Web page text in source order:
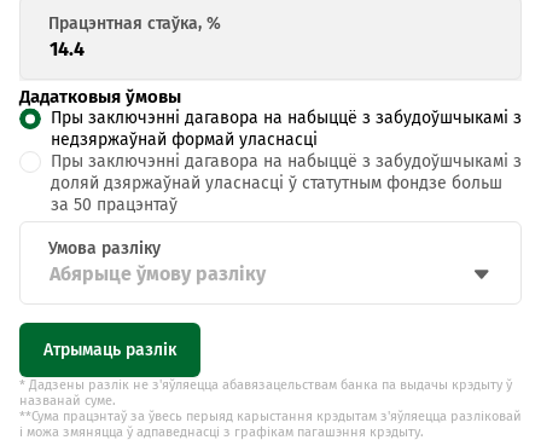
Дадатковыя ўмовы
Пры заключэнні дагавора на набыццё з забудоўшчыкамі з
недзяржаўнай формай уласнасці
Пры заключэнні дагавора на набыццё з забудоўшчыкамі з
доляй дзяржаўнай уласнасці ў статутным фондзе больш
за 50 працэнтаў
Абярыце ўмову разліку
Атрымаць разлік
* Дадзены разлік не з'яўляецца абавязацельствам банка па выдачы крэдыту ў
названай суме.
**Сума працэнтаў за ўвесь перыяд карыстання крэдытам з'яўляецца разліковай
і можа змяняцца ў адпаведнасці з графікам пагашэння крэдыту.